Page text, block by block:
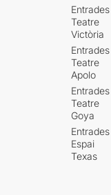
Entrades
Teatre
Victòria
Entrades
Teatre
Apolo
Entrades
Teatre
Goya
Entrades
Espai
Texas